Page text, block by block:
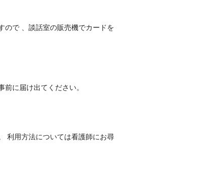
ので 、談話室の販売機でカードを
に届け出てください。
利用方法については看護師にお尋